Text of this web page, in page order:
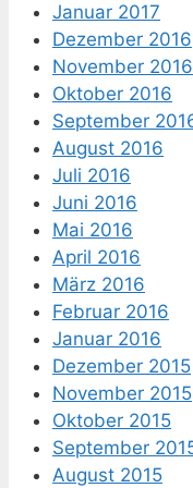
Januar 2017
Dezember 2016
November 2016
Oktober 2016
September
August 2016
Juli 2016
Juni 2016
Mai 2016
April 2016
März 2016
Februar 2016
Januar 2016
Dezember 2015
November 2015
Oktober 2015
September
August 2015